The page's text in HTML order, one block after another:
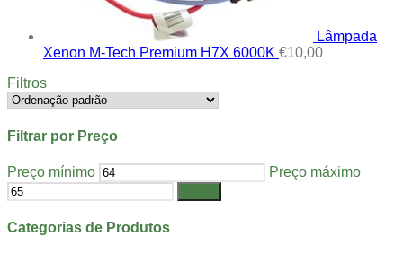
Lâmpada
Xenon M-Tech Premium H7X 6000K €10,00
Filtros
Filtrar por Preço
Preço mínimo Preço máximo
Categorias de Produtos